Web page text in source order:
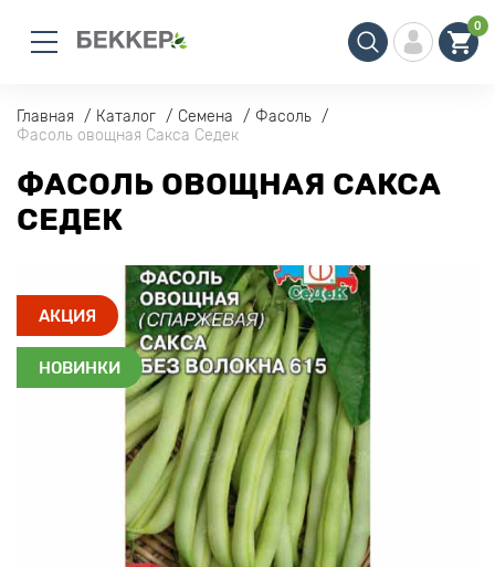
0
Главная Каталог Семена
Фасоль
Фасоль овощная Сакса Седек
ФАСОЛЬ ОВОЩНАЯ САКСА
СЕДЕК
АКЦИЯ
НОВИНКИ